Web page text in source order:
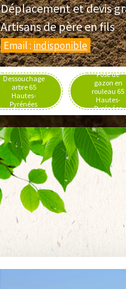
Déplacement et devis
Artisans de père en fils
Email : indisponible
Dessouchage
arbre 65
Hautes-
Pyrénées
Pose de
gazon en
rouleau 65
Hautes-
Pyrénées